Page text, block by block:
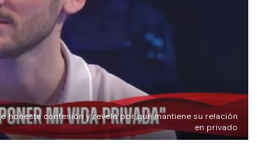
honesta confesión y reveló por qué mantiene su relación
en privado